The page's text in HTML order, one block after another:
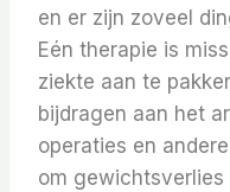
en er zijn zoveel
Eén therapie is
ziekte aan te
bijdragen aan het
operaties en
om gewichtsverlies